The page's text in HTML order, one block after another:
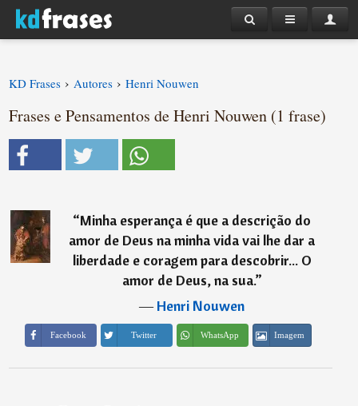
KD Frases › Autores › Henri Nouwen
Frases e Pensamentos de Henri Nouwen (1 frase)
“Minha esperança é que a descrição do
amor de Deus na minha vida vai lhe dar a
liberdade e coragem para descobrir... O
amor de Deus, na sua.”
―Henri Nouwen
Facebook Twitter WhatsApp Imagem